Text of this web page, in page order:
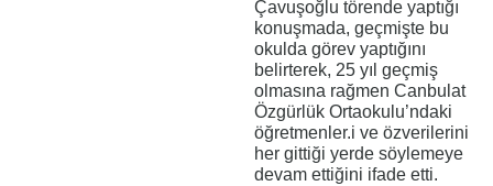
Çavuşoğlu törende yaptığı
konuşmada, geçmişte bu
okulda görev yaptığını
belirterek, 25 yıl geçmiş
olmasına rağmen Canbulat
Özgürlük Ortaokulu’ndaki
öğretmenler.i ve özverilerini
her gittiği yerde söylemeye
devam ettiğini ifade etti.